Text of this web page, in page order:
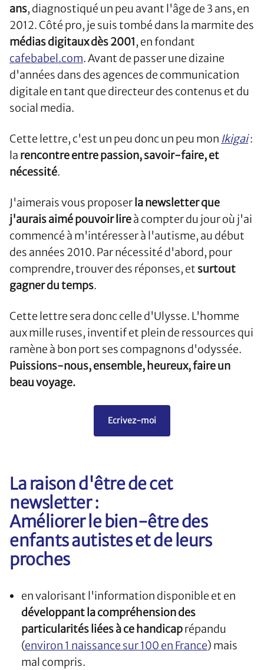
ans, diagnostiqué un peu avant l'âge de 3 ans, en
2012. Côté pro, je suis tombé dans la marmite des
médias digitaux dès 2001, en fondant
cafebabel.com. Avant de passer une dizaine
d'années dans des agences de communication
digitale en tant que directeur des contenus et du
social media.
Cette lettre, c'est un peu donc un peu mon Ikigai:
la rencontre entre passion, savoir-faire, et
nécessité.
J'aimerais vous proposer la newsletter que
j'aurais aimé pouvoir lireà compter du jour où j'ai
commencé à m'intéresser à l'autisme, au début
des années 2010. Par nécessité d'abord, pour
comprendre, trouver des réponses, et surtout
gagner du temps.
Cette lettre sera donc celle d'Ulysse. L'homme
aux mille ruses, inventif et plein de ressources qui
ramène à bon port ses compagnons d'odyssée.
Puissions-nous, ensemble, heureux, faire un
beau voyage.
Ecrivez-moi
La raison d'être de cet
newsletter :
Améliorer le bien-être des
enfants autistes et de leurs
proches
en valorisant l'information disponible et en
développant la compréhension des
particularités liées à ce handicaprépandu
(environ 1 naissance sur 100 en France) mais
mal compris.